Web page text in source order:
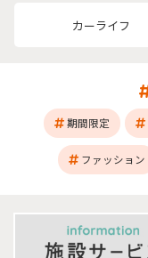
カーライフ
期間限定
ファッション